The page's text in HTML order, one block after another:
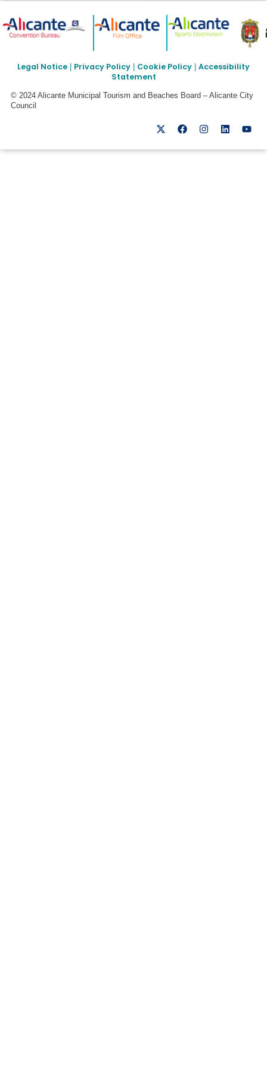
Legal Notice Privacy Policy Cookie Policy
Accessibility
Statement
© 2024 Alicante Municipal Tourism and Beaches Board – Alicante City
Council